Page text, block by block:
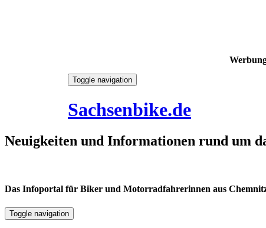
Toggle navigation
Sachsenbike.de
Neuigkeiten und Informationen rund um
Das Infoportal für Biker und Motorradfahrerinnen aus
Toggle navigation